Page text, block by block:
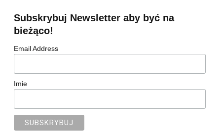
Subskrybuj Newsletter aby być na
bieżąco!
Email Address
Imie